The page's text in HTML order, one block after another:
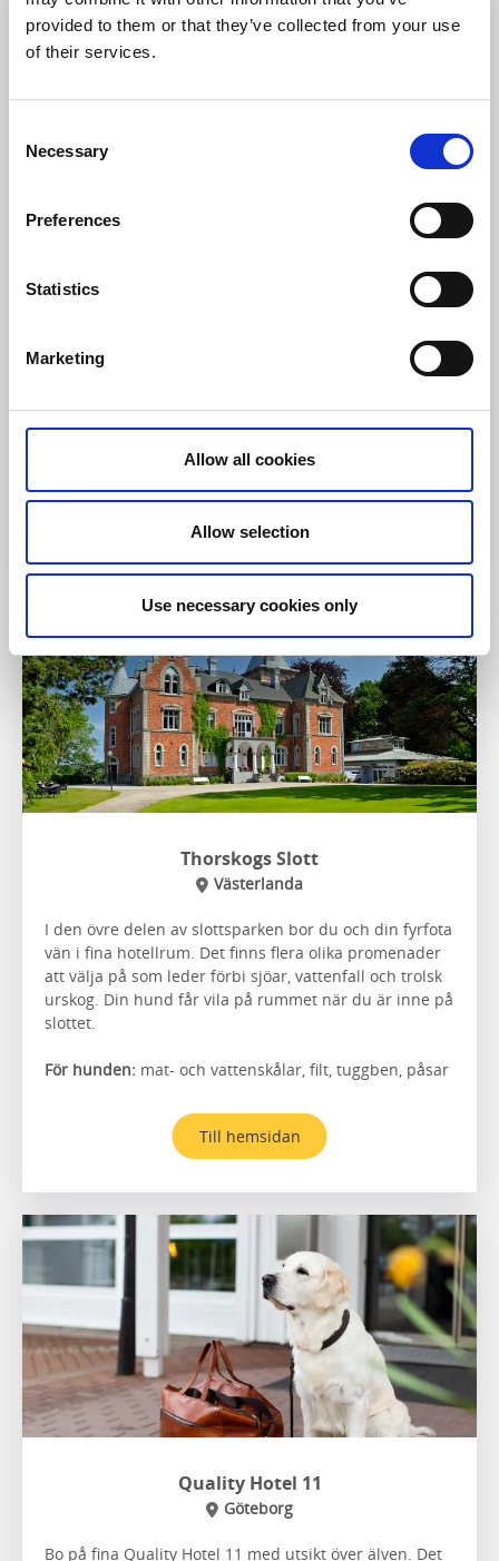
provided to them or that they’ve collected from your use
of their services.
Selection
Necessary
Preferences
Statistics
Marketing
Allow all cookies
Allow selection
Use necessary cookies only
Här är nära till stadens puls och trevliga
promenadstråk. Det går bra att ta med din fyrfota vän
Thorskogs Slott
Västerlanda
I den övre delen av slottsparken bor du och din fyrfota
vän i fina hotellrum. Det finns flera olika promenader
att välja på som leder förbi sjöar, vattenfall och trolsk
urskog. Din hund får vila på rummet när du är inne på
slottet.
För hunden: mat- och vattenskålar, filt, tuggben, påsar
Till hemsidan
Quality Hotel 11
Göteborg
Bo på fina Quality Hotel 11 med utsikt över älven. Det